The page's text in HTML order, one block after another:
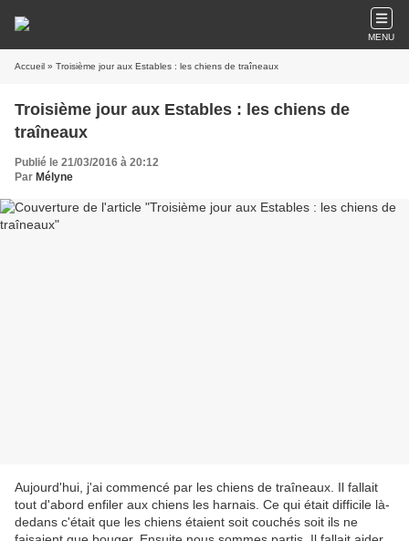
MENU
Accueil » Troisième jour aux Estables : les chiens de traîneaux
Troisième jour aux Estables : les chiens de
traîneaux
Publié le 21/03/2016 à 20:12
Par Mélyne
Aujourd'hui, j'ai commencé par les chiens de traîneaux. Il fallait
tout d'abord enfiler aux chiens les harnais. Ce qui était difficile là-
dedans c'était que les chiens étaient soit couchés soit ils ne